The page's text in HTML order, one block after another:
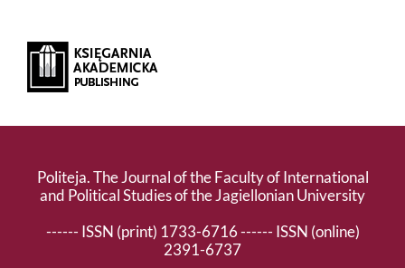
Politeja. The Journal of the Faculty of International
and Political Studies of the Jagiellonian University
------ ISSN (print) 1733-6716 ------ ISSN (online)
2391-6737